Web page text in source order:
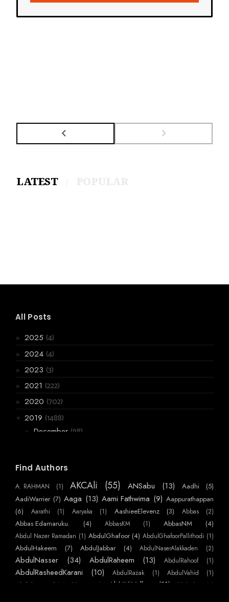
LATEST
All Posts
► 2025 (4)
► 2024 (4)
► 2023 (3)
► 2021 (222)
► 2020 (702)
▼ 2019 (1488)
► December (98)
► October(178)
(161)
► August(87)
▼July(155)
ന്യൂ ജനറേഷൻ യക്ഷി
ഫ്രീക്കനും ഭാര്യയും
ബാലവേണി - ഭാഗം 29
നീ ജനിച്ച സ്ഥലം ശരിയല്ല.
Find Authors
A. RAHMAN (1) AKCAli (55) ANSabu (13) Aadhi
(5)
AadiWarrier (7) Aaga (13) Aami Fathwima (9) Aappurathappan
(6)
Aarathi (1) Aaryaka (1) AashieeElevenz (3) Abbas (2)
Abbas Edamaruku. (4) AbbasKM (1) AbbasNM (4)
Abdul Nazer Ramadan (1) AbdulGhafoor (4) AbdulGhafoorPallithodi (1)
AbdulHakeem (7) AbdulJabbar (4) AbdulNaserAlakkaden (2)
AbdulNasser (34) AbdulRaheem (13) AbdulRahoof (1)
AbdulRasheedKarani (10) AbdulRazak (1) AbdulVahid (1)
Abdulmajeed (7) AbhiKattor (1) AbhijithVelloor (11) AbhilashKP
(1)